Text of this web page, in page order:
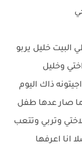
البيت خليل يربو
وخليل
ذاك اليوم
صار عدها طفل
وتربي وتتعب
انا اعرفها